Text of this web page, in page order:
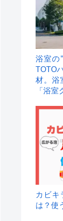
浴室の
TOTO
材。浴
「浴室
カビキ
は？使